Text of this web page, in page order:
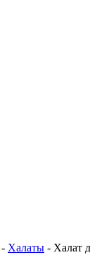
- Халаты - Халат